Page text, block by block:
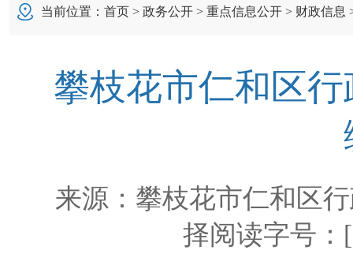
当前位置： 首页 > 政务公开 > 重点信息公开 > 财政信息
攀枝花市仁和区
来源： 攀枝花市仁和区
择阅读字号